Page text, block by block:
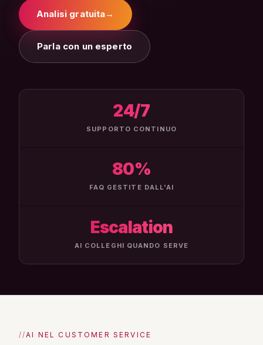
Analisi gratuita→
Parla con un esperto
24/7
SUPPORTO CONTINUO
80%
FAQ GESTITE DALL'AI
Escalation
AI COLLEGHI QUANDO SERVE
AI NEL CUSTOMER SERVICE